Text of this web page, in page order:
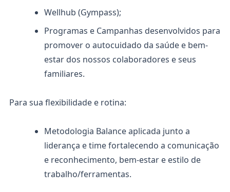
Wellhub (Gympass);
Programas e Campanhas desenvolvidos para
promover o autocuidado da saúde e bem-
estar dos nossos colaboradores e seus
familiares.
Para sua flexibilidade e rotina:
Metodologia Balance aplicada junto a
liderança e time fortalecendo a comunicação
e reconhecimento, bem-estar e estilo de
trabalho/ferramentas.